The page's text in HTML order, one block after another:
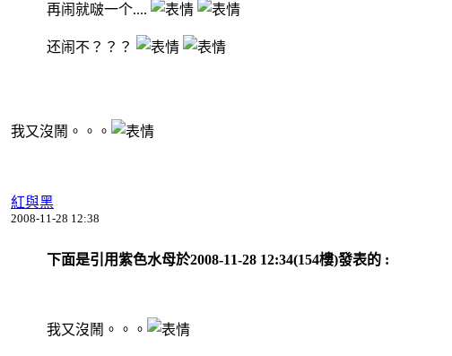
再闹就啵一个....
还闹不？？？
我又沒鬧。。。
紅與黑
2008-11-28 12:38
下面是引用紫色水母於2008-11-28 12:34(154樓)發表的 :
我又沒鬧。。。